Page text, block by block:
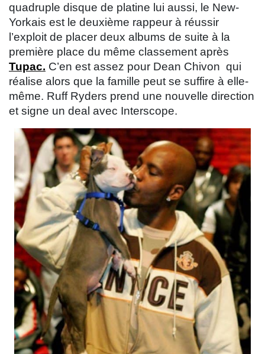
quadruple disque de platine lui aussi, le New-
Yorkais est le deuxième rappeur à réussir
l’exploit de placer deux albums de suite à la
première place du même classement après
Tupac. C’en est assez pour Dean Chivon qui
réalise alors que la famille peut se suffire à elle-
même. Ruff Ryders prend une nouvelle direction
et signe un deal avec Interscope.